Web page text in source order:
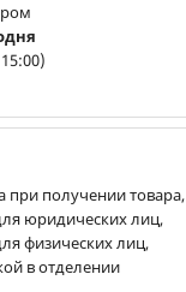
при получении товара,
юридических лиц,
физических лиц,
в отделении